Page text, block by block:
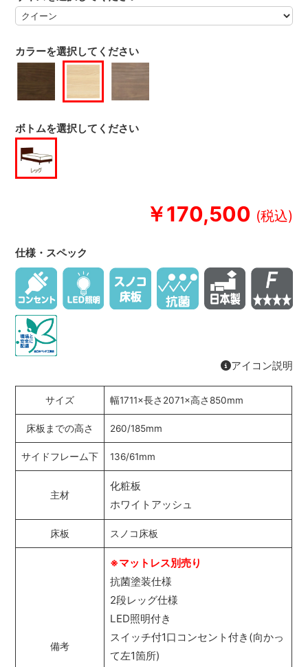
￥170,500
カラーを選択してください
ボトムを選択してください
仕様・スペック
アイコン説明
サイズ 幅1711×長さ2071×高さ850mm
床板までの高さ 260/185mm
サイドフレーム下 136/61mm
主材
化粧板
ホワイトアッシュ
床板 スノコ床板
備考
※マットレス別売り
抗菌塗装仕様
2段レッグ仕様
LED照明付き
スイッチ付1口コンセント付き(向かっ
て左1箇所)